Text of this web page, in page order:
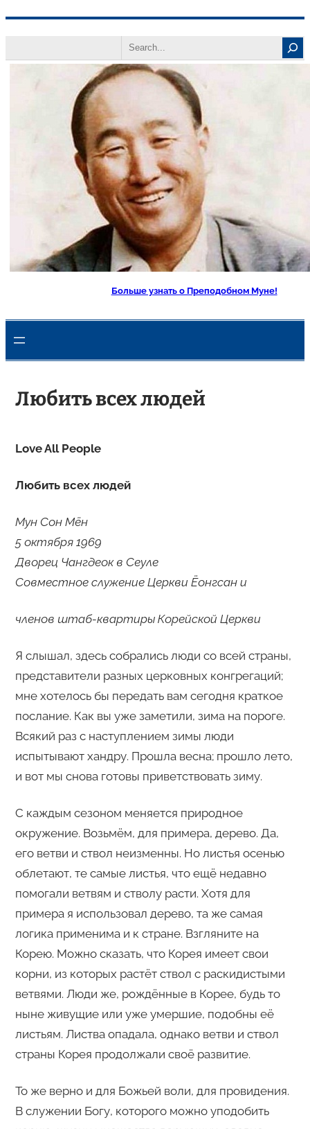
содержимому
Search
Больше узнать о Преподобном Муне!
Любить всех людей
Love All People
Любить всех людей
Мун Сон Мён
5 октября 1969
Дворец Чангдеок в Сеуле
Совместное служение Церкви Ёонгсан и
членов штаб-квартиры Корейской Церкви
Я слышал, здесь собрались люди со всей страны,
представители разных церковных конгрегаций;
мне хотелось бы передать вам сегодня краткое
послание. Как вы уже заметили, зима на пороге.
Всякий раз с наступлением зимы люди
испытывают хандру. Прошла весна; прошло лето,
и вот мы снова готовы приветствовать зиму.
С каждым сезоном меняется природное
окружение. Возьмём, для примера, дерево. Да,
его ветви и ствол неизменны. Но листья осенью
облетают, те самые листья, что ещё недавно
помогали ветвям и стволу расти. Хотя для
примера я использовал дерево, та же самая
логика применима и к стране. Взгляните на
Корею. Можно сказать, что Корея имеет свои
корни, из которых растёт ствол с раскидистыми
ветвями. Люди же, рождённые в Корее, будь то
ныне живущие или уже умершие, подобны её
листьям. Листва опадала, однако ветви и ствол
страны Корея продолжали своё развитие.
То же верно и для Божьей воли, для провидения.
В служении Богу, которого можно уподобить